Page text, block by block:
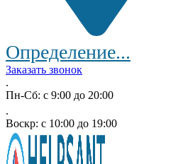
Определение...
Заказать звонок
.
Пн-Сб: с 9:00 до 20:00
.
Воскр: с 10:00 до 19:00